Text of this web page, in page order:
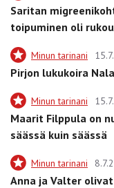
Saritan
toipuminen oli
Minun tarinani
Pirjon lukukoira
Minun tarinani
Maarit Filppula on
säässä kuin säässä
Minun tarinani
Anna ja Valter